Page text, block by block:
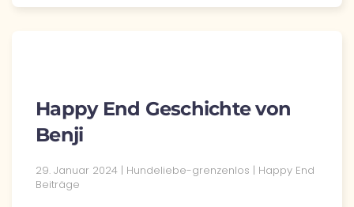
Happy End Geschichte von
Benji
29. Januar 2024 | Hundeliebe-grenzenlos | Happy End
Beiträge